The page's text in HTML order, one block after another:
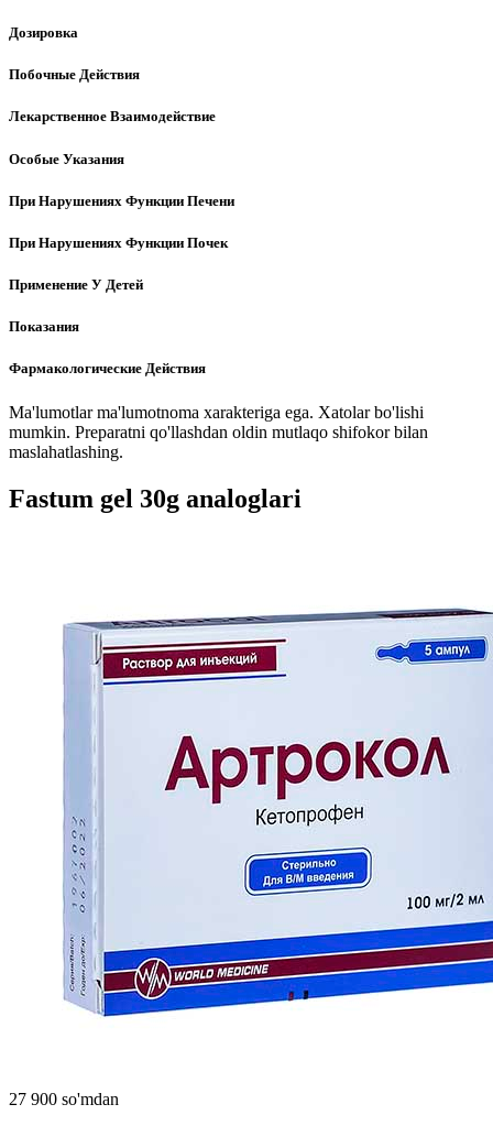
Дозировка
Побочные Действия
Лекарственное Взаимодействие
Особые Указания
При Нарушениях Функции Печени
При Нарушениях Функции Почек
Применение У Детей
Показания
Фармакологические Действия
Ma'lumotlar ma'lumotnoma xarakteriga ega. Xatolar bo'lishi
mumkin. Preparatni qo'llashdan oldin mutlaqo shifokor bilan
maslahatlashing.
Fastum gel 30g analoglari
27 900 so'mdan